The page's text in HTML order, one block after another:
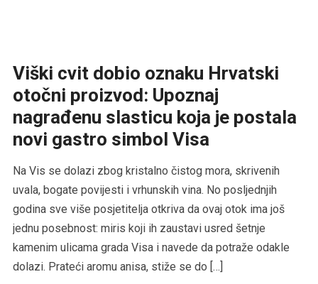
Viški cvit dobio oznaku Hrvatski
otočni proizvod: Upoznaj
nagrađenu slasticu koja je postala
novi gastro simbol Visa
Na Vis se dolazi zbog kristalno čistog mora, skrivenih
uvala, bogate povijesti i vrhunskih vina. No posljednjih
godina sve više posjetitelja otkriva da ovaj otok ima još
jednu posebnost: miris koji ih zaustavi usred šetnje
kamenim ulicama grada Visa i navede da potraže odakle
dolazi. Prateći aromu anisa, stiže se do […]